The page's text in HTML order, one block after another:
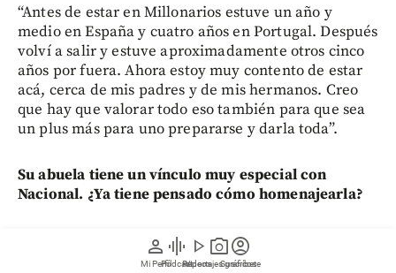
person
Mi Perfil
graphic_eq
Pódcast
play_arrow
Videos
photo_camera
Reportajes gráficos
account_circle
Suscríbete
“Antes de estar en Millonarios estuve un año y
medio en España y cuatro años en Portugal. Después
volví a salir y estuve aproximadamente otros cinco
años por fuera. Ahora estoy muy contento de estar
acá, cerca de mis padres y de mis hermanos. Creo
que hay que valorar todo eso también para que sea
un plus más para uno prepararse y darla toda”.
Su abuela tiene un vínculo muy especial con
Nacional. ¿Ya tiene pensado cómo homenajearla?
“Está en camino ese tatuaje, el de mi abuela. Me
enviaron una imagen muy bonita cuando marqué mi